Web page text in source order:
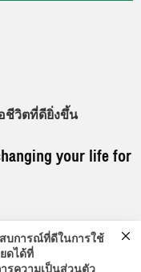
ชีวิตที่ดียิ่งขึ้น
your life for
บการณ์ที่ดีในการใช้
ดได้ที่